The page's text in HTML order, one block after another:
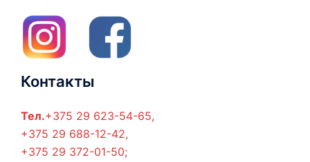
Контакты
Тел.+375 29 623-54-65,
+375 29 688-12-42,
+375 29 372-01-50;